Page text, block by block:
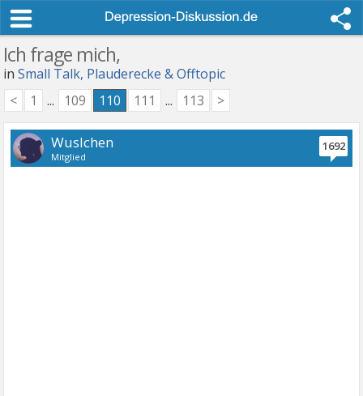
Ich frage mich,
inSmall Talk, Plauderecke & Offtopic
<
1 ... 109 110 111 ... 113 >
Wuslchen
Mitglied
1692